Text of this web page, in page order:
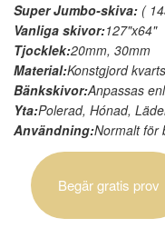
Super Jumbo-skiva: (
Vanliga skivor:127"x64"
Tjocklek:20mm, 30mm
Material:Konstgjord kvarts
Bänkskivor:Anpassas
Yta:Polerad, Hónad,
Användning:Normalt för
Begär gratis prov